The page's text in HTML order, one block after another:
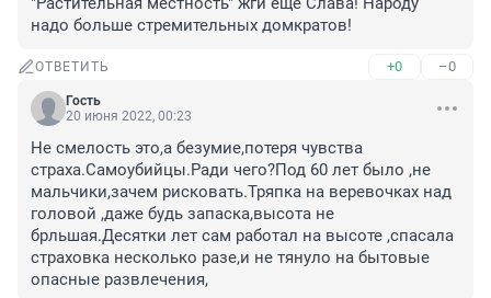
надо больше стремительных домкратов!
ОТВЕТИТЬ +0 –0
Гость
20 июня 2022, 00:23
Не смелость это,а безумие,потеря чувства
страха.Самоубийцы.Ради чего?Под 60 лет было ,не
мальчики,зачем рисковать.Тряпка на веревочках над
головой ,даже будь запаска,высота не
брльшая.Десятки лет сам работал на высоте ,спасала
страховка несколько разе,и не тянуло на бытовые
опасные развлечения,